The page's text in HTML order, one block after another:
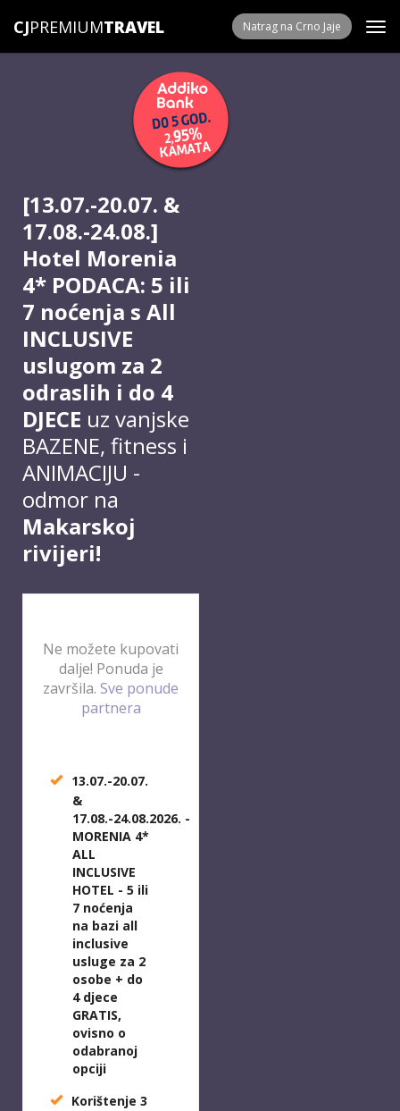
CJPREMIUM Natrag na Crno Jaje
[13.07.-20.07. &
17.08.-24.08.]
Hotel Morenia
4* PODACA: 5 ili
7 noćenja s All
INCLUSIVE
uslugom za 2
odraslih i do 4
DJECE uz vanjske
BAZENE, fitness i
ANIMACIJU -
odmor na
Makarskoj
rivijeri!
Ne možete kupovati
dalje! Ponuda je
završila. Sve ponude
partnera
13.07.-20.07.
&
17.08.-24.08.2026. -
MORENIA 4*
ALL
INCLUSIVE
HOTEL - 5 ili
7 noćenja
na bazi all
inclusive
usluge za 2
osobe + do
4 djece
GRATIS,
ovisno o
odabranoj
opciji
Korištenje 3